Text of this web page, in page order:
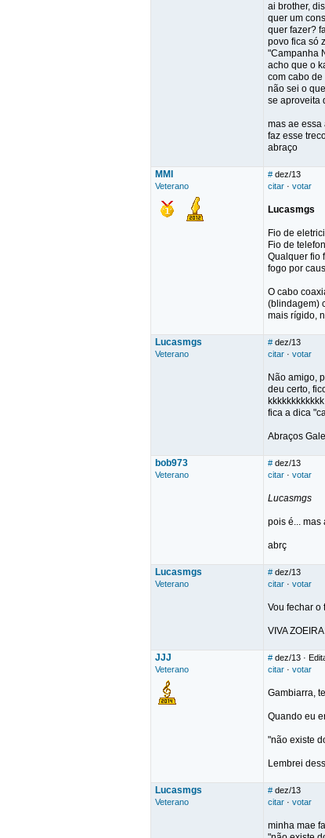
ai brother,
quer um
quer fazer?
povo fica só
"Campanha
acho que o
com cabo de
não sei o
se aproveita
mas ae essa
faz esse
abraço
MMI
Veterano
# dez/13
citar · votar
Lucasmgs
Fio de
Fio de
Qualquer fio
fogo por
O cabo
(blindagem)
mais rígido,
Lucasmgs
Veterano
# dez/13
citar · votar
Não amigo,
deu certo,
fica a dica
Abraços
bob973
Veterano
# dez/13
citar · votar
Lucasmgs
pois é... mas
abrç
Lucasmgs
Veterano
# dez/13
citar · votar
Vou fechar o
VIVA
JJJ
Veterano
# dez/13 ·
citar · votar
Gambiarra,
Quando eu
"não existe
Lembrei
Lucasmgs
Veterano
# dez/13
citar · votar
minha mae